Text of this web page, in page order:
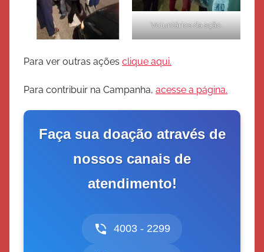
Voluntários da ação.
Para ver outras ações clique aqui.
Para contribuir na Campanha, acesse a página.
Faça sua doação através de
nossos canais de
atendimento!
4003 - 2299